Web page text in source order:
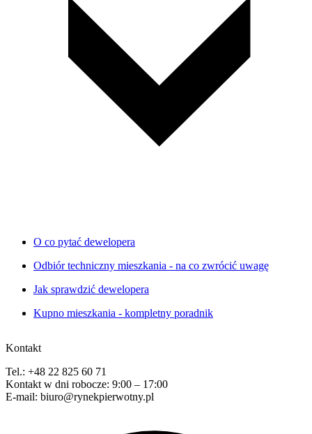
O co pytać dewelopera
Odbiór techniczny mieszkania - na co zwrócić uwagę
Jak sprawdzić dewelopera
Kupno mieszkania - kompletny poradnik
Kontakt
Tel.: +48 22 825 60 71
Kontakt w dni robocze: 9:00 – 17:00
E-mail: biuro@rynekpierwotny.pl